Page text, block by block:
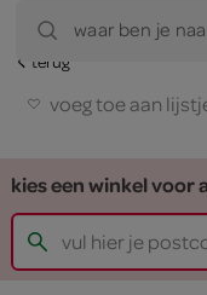
waar ben je
terug
voeg toe aan
kies een winkel voor